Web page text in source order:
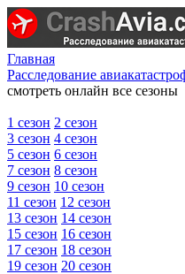
Главная
Расследование
смотреть онлайн все сезоны
1 сезон 2 сезон
3 сезон 4 сезон
5 сезон 6 сезон
7 сезон 8 сезон
9 сезон 10 сезон
11 сезон 12 сезон
13 сезон 14 сезон
15 сезон 16 сезон
17 сезон 18 сезон
19 сезон 20 сезон